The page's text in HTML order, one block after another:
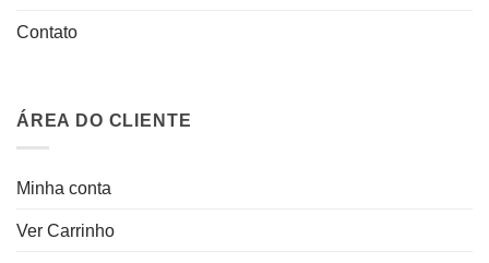
Contato
ÁREA DO CLIENTE
Minha conta
Ver Carrinho